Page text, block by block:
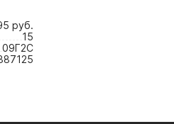
руб.
15
09Г2С